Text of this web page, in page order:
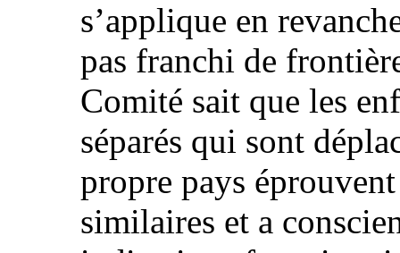
s’applique en
pas franchi de
Comité sait que les
séparés qui sont
propre pays
similaires et a